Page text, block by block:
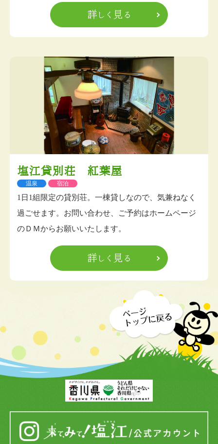
詳しく見る
塩江貸別荘 紅葉屋
温泉 宿泊
1日1組限定の貸別荘。一棟貸しなので、気兼ねなく
過ごせます。お問い合わせ、ご予約はホームページ
のＤＭからお願いいたします。
詳しく見る